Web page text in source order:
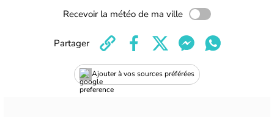
Recevoir la météo de ma ville
Ajouter à vos sources préférées
Partager